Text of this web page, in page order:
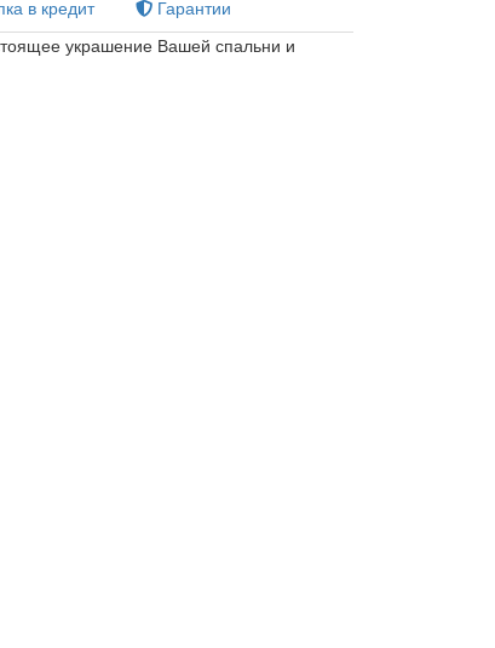
в кредит
Гарантии
украшение Вашей спальни и